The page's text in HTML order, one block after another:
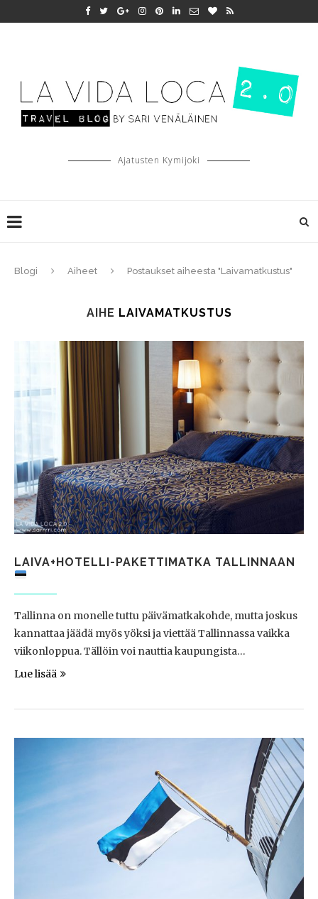
Ajatusten Kymijoki
Blogi Aiheet Postaukset aiheesta "Laivamatkustus"
AIHE LAIVAMATKUSTUS
LAIVA+HOTELLI-PAKETTIMATKA TALLINNAAN
Tallinna on monelle tuttu päivämatkakohde, mutta joskus
kannattaa jäädä myös yöksi ja viettää Tallinnassa vaikka
viikonloppua. Tällöin voi nauttia kaupungista…
Lue lisää